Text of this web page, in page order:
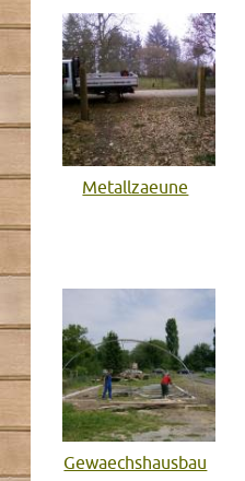
Metallzaeune
Gewaechshausbau